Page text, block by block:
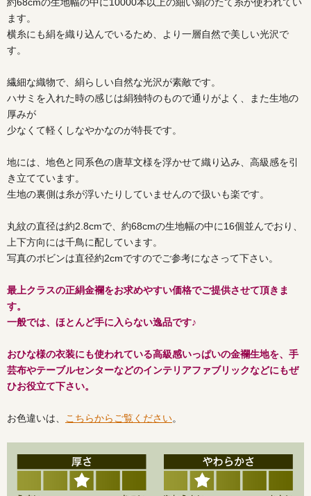
ます。
横糸にも絹を織り込んでいるため、より一層自然で美しい光沢で
す。
繊細な織物で、絹らしい自然な光沢が素敵です。
ハサミを入れた時の感じは絹独特のもので通りがよく、また生地の
厚みが
少なくて軽くしなやかなのが特長です。
地には、地色と同系色の唐草文様を浮かせて織り込み、高級感を引
き立てています。
生地の裏側は糸が浮いたりしていませんので扱いも楽です。
丸紋の直径は約2.8cmで、約68cmの生地幅の中に16個並んでおり、
上下方向には千鳥に配しています。
写真のボビンは直径約2cmですのでご参考になさって下さい。
最上クラスの正絹金襴をお求めやすい価格でご提供させて頂きま
す。
一般では、ほとんど手に入らない逸品です♪
おひな様の衣装にも使われている高級感いっぱいの金襴生地を、手
芸布やテーブルセンターなどのインテリアファブリックなどにもぜ
ひお役立て下さい。
お色違いは、 こちらからご覧ください。